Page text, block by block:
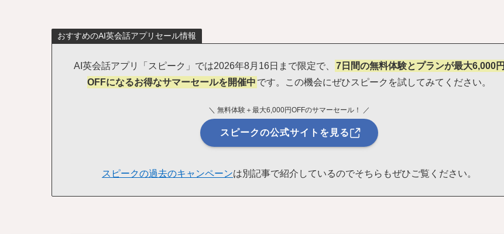
おすすめのAI英会話アプリセール情報
AI英会話アプリ「スピーク」では2026年8月16日まで限定で、
7日間の無料体験とプランが最大6,000円
OFFになるお得なサマーセールを開催中 です。この機会にぜひスピークを試してみてください。
＼ 無料体験＋最大6,000円OFFのサマーセール！ ／
スピークの公式サイトを見る
スピークの過去のキャンペーンは別記事で紹介しているのでそちらもぜひご覧ください。